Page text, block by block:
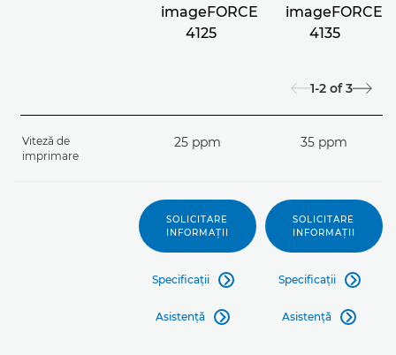
imageFORCE
4125
imageFORCE
4135
1-2 of 3
Viteză de
imprimare
25 ppm 35 ppm
SOLICITARE
INFORMAŢII
Specificaţii 
Asistenţă 
SOLICITARE
INFORMAŢII
Specificaţii 
Asistenţă 